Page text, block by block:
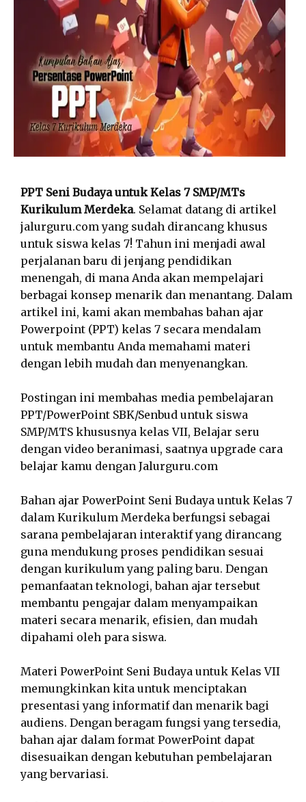
PPT Seni Budaya untuk Kelas 7 SMP/MTs
Kurikulum Merdeka. Selamat datang di artikel
jalurguru.com yang sudah dirancang khusus
untuk siswa kelas 7! Tahun ini menjadi awal
perjalanan baru di jenjang pendidikan
menengah, di mana Anda akan mempelajari
berbagai konsep menarik dan menantang. Dalam
artikel ini, kami akan membahas bahan ajar
Powerpoint (PPT) kelas 7 secara mendalam
untuk membantu Anda memahami materi
dengan lebih mudah dan menyenangkan.
Postingan ini membahas media pembelajaran
PPT/PowerPoint SBK/Senbud untuk siswa
SMP/MTS khususnya kelas VII, Belajar seru
dengan video beranimasi, saatnya upgrade cara
belajar kamu dengan Jalurguru.com
Bahan ajar PowerPoint Seni Budaya untuk Kelas 7
dalam Kurikulum Merdeka berfungsi sebagai
sarana pembelajaran interaktif yang dirancang
guna mendukung proses pendidikan sesuai
dengan kurikulum yang paling baru. Dengan
pemanfaatan teknologi, bahan ajar tersebut
membantu pengajar dalam menyampaikan
materi secara menarik, efisien, dan mudah
dipahami oleh para siswa.
Materi PowerPoint Seni Budaya untuk Kelas VII
memungkinkan kita untuk menciptakan
presentasi yang informatif dan menarik bagi
audiens. Dengan beragam fungsi yang tersedia,
bahan ajar dalam format PowerPoint dapat
disesuaikan dengan kebutuhan pembelajaran
yang bervariasi.